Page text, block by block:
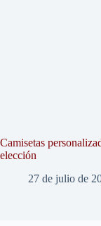
Camisetas
elección
27 de julio de